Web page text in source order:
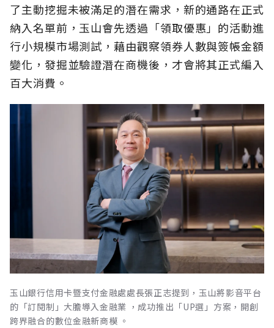
了主動挖掘未被滿足的潛在需求，新的通路在正式
納入名單前，玉山會先透過「領取優惠」的活動進
行小規模市場測試，藉由觀察領券人數與簽帳金額
變化，發掘並驗證潛在商機後，才會將其正式編入
百大消費。
玉山銀行信用卡暨支付金融處處長張正志提到，玉山將影音平台
的「訂閱制」大膽導入金融業 ，成功推出「UP選」方案，開創
跨界融合的數位金融新商模 。